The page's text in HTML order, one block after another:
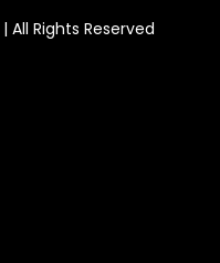
All Rights Reserved